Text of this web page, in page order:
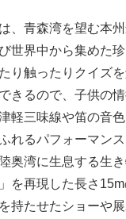
、青森湾を望む本
世界中から集めた
り触ったりクイズ
きるので、子供の
軽三味線や笛の音
れるパフォーマン
奥湾に生息する生
を再現した長さ
持たせたショーや